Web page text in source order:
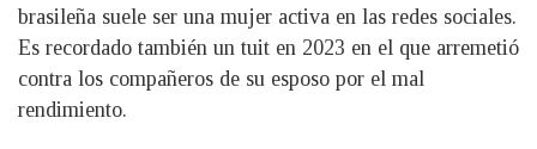
brasileña suele ser una mujer activa en las redes sociales.
Es recordado también un tuit en 2023 en el que arremetió
contra los compañeros de su esposo por el mal
rendimiento.